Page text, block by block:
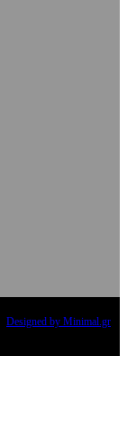
Designed by Minimal.gr